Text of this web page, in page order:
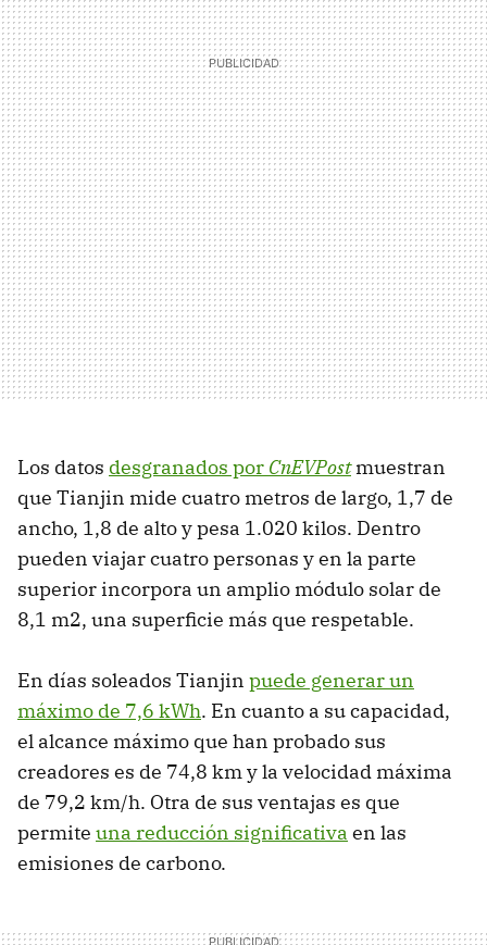
Los datos desgranados por CnEVPostmuestran
que Tianjin mide cuatro metros de largo, 1,7 de
ancho, 1,8 de alto y pesa 1.020 kilos. Dentro
pueden viajar cuatro personas y en la parte
superior incorpora un amplio módulo solar de
8,1 m2, una superficie más que respetable.
En días soleados Tianjin puede generar un
máximo de 7,6 kWh. En cuanto a su capacidad,
el alcance máximo que han probado sus
creadores es de 74,8 km y la velocidad máxima
de 79,2 km/h. Otra de sus ventajas es que
permite una reducción significativa en las
emisiones de carbono.